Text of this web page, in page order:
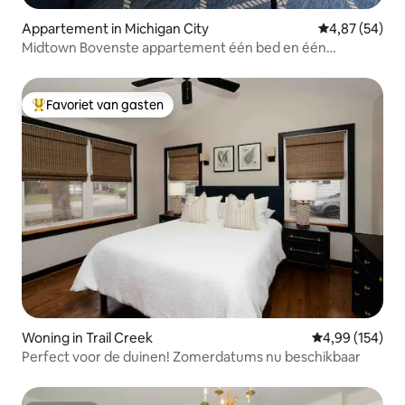
Appartement in Michigan City Gemiddelde
4,87 (54)
Midtown Bovenste appartement één bed en één
Topfavoriet van gasten
Favoriet van gasten
Woning in Trail Creek Gemiddelde
4,99 (154)
Perfect voor de duinen! Zomerdatums nu beschikbaar